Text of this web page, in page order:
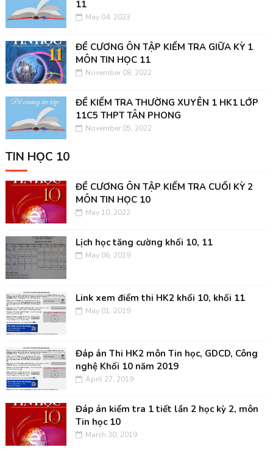
11
May 04, 2023
ĐỀ CƯƠNG ÔN TẬP KIỂM TRA GIỮA KỲ 1
MÔN TIN HỌC 11
November 08, 2022
ĐỀ KIỂM TRA THƯỜNG XUYÊN 1 HK1 LỚP
11C5 THPT TÂN PHONG
November 05, 2022
TIN HỌC 10
ĐỀ CƯƠNG ÔN TẬP KIỂM TRA CUỐI KỲ 2
MÔN TIN HỌC 10
May 10, 2022
Lịch học tăng cường khối 10, 11
May 06, 2019
Link xem điểm thi HK2 khối 10, khối 11
May 01, 2019
Đáp án Thi HK2 môn Tin học, GDCD, Công
nghệ Khối 10 năm 2019
April 27, 2019
Đáp án kiểm tra 1 tiết lần 2 học kỳ 2, môn
Tin học 10
March 30, 2019